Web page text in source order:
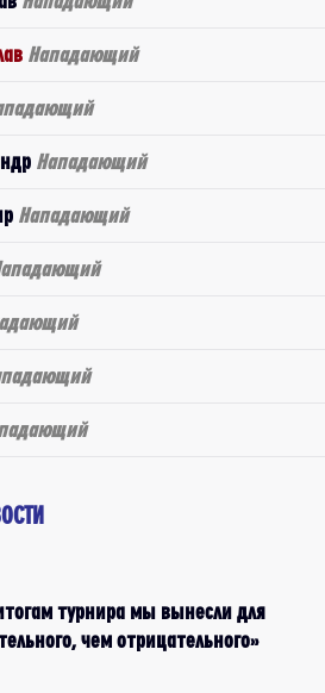
Нападающий
Нападающий
Нападающий
турнира мы вынесли для
чем отрицательного»